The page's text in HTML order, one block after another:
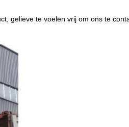
gelieve te voelen vrij om ons te